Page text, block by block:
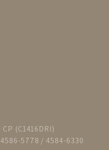
(C1416DRI)
5778 / 4584-6330